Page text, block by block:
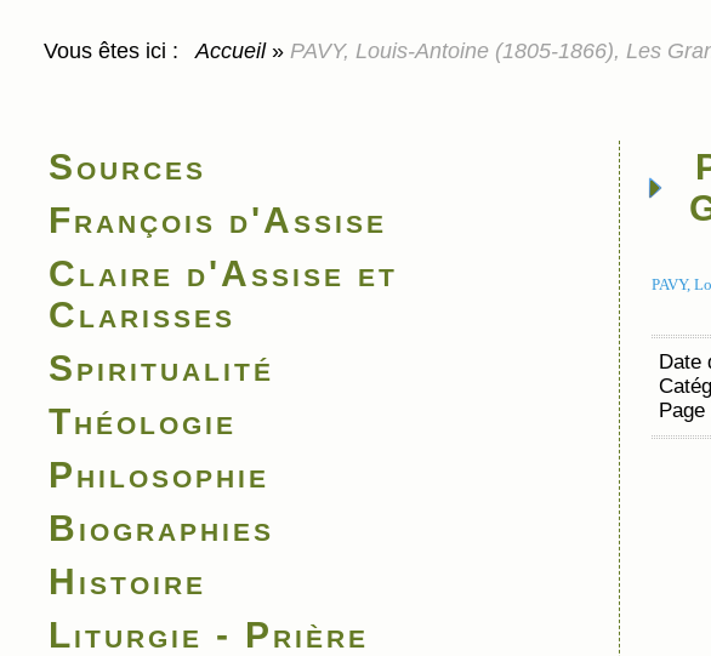
Vous êtes ici : Accueil » PAVY, Louis-Antoine (1805-1866), Les
Sources
François d'Assise
Claire d'Assise et
Clarisses
Spiritualité
Théologie
Philosophie
Biographies
Histoire
Liturgie - Prière
PAVY,
Date
Page